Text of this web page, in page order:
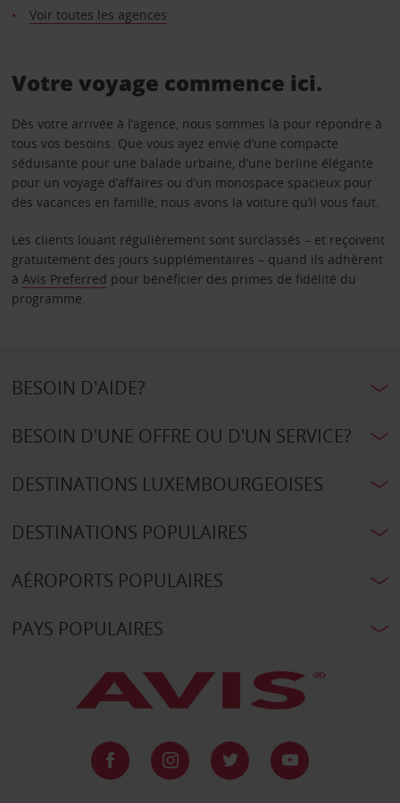
Voir toutes les agences
Votre voyage commence ici.
Dès votre arrivée à l’agence, nous sommes là pour répondre à
tous vos besoins. Que vous ayez envie d’une compacte
séduisante pour une balade urbaine, d’une berline élégante
pour un voyage d’affaires ou d’un monospace spacieux pour
des vacances en famille, nous avons la voiture qu’il vous faut.
Les clients louant régulièrement sont surclassés – et reçoivent
gratuitement des jours supplémentaires – quand ils adhèrent
à Avis Preferred pour bénéficier des primes de fidélité du
programme.
BESOIN D'AIDE?
BESOIN D'UNE OFFRE OU D'UN SERVICE?
DESTINATIONS LUXEMBOURGEOISES
DESTINATIONS POPULAIRES
AÉROPORTS POPULAIRES
PAYS POPULAIRES